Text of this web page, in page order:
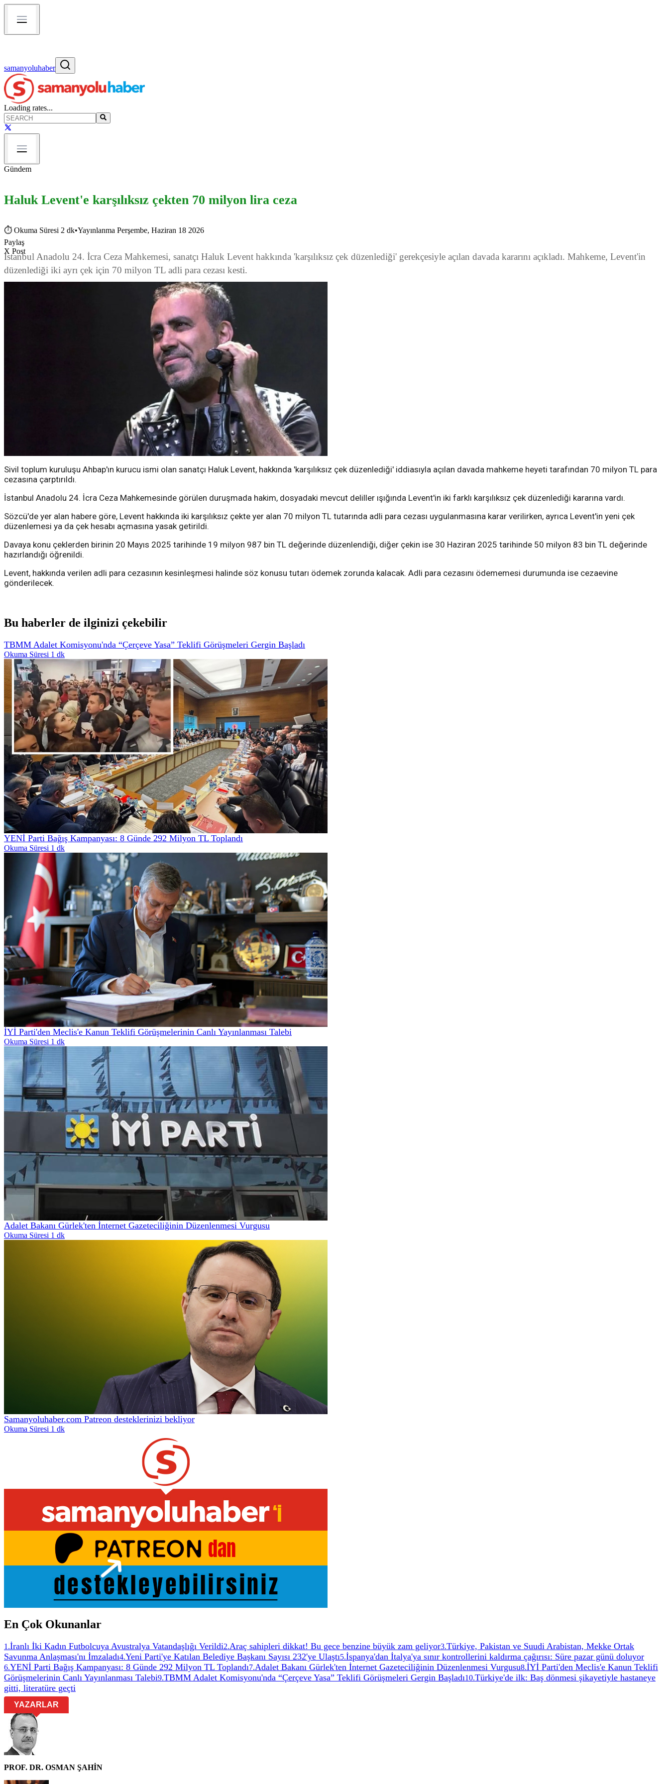
samanyoluhaber
Loading rates...
Gündem
Haluk Levent'e karşılıksız çekten 70 milyon lira ceza
⏱ Okuma Süresi 2 dk•Yayınlanma Perşembe, Haziran 18 2026
Paylaş
X Post
İstanbul Anadolu 24. İcra Ceza Mahkemesi, sanatçı Haluk Levent hakkında 'karşılıksız çek düzenlediği' gerekçesiyle açılan davada kararını açıkladı. Mahkeme, Levent'in
düzenlediği iki ayrı çek için 70 milyon TL adli para cezası kesti.
Sivil toplum kuruluşu Ahbap'ın kurucu ismi olan sanatçı Haluk Levent, hakkında 'karşılıksız çek düzenlediği' iddiasıyla açılan davada mahkeme heyeti tarafından 70 milyon TL para
cezasına çarptırıldı.
İstanbul Anadolu 24. İcra Ceza Mahkemesinde görülen duruşmada hakim, dosyadaki mevcut deliller ışığında Levent'in iki farklı karşılıksız çek düzenlediği kararına vardı.
Sözcü'de yer alan habere göre, Levent hakkında iki karşılıksız çekte yer alan 70 milyon TL tutarında adli para cezası uygulanmasına karar verilirken, ayrıca Levent'in yeni çek
düzenlemesi ya da çek hesabı açmasına yasak getirildi.
Davaya konu çeklerden birinin 20 Mayıs 2025 tarihinde 19 milyon 987 bin TL değerinde düzenlendiği, diğer çekin ise 30 Haziran 2025 tarihinde 50 milyon 83 bin TL değerinde
hazırlandığı öğrenildi.
Levent, hakkında verilen adli para cezasının kesinleşmesi halinde söz konusu tutarı ödemek zorunda kalacak. Adli para cezasını ödememesi durumunda ise cezaevine
gönderilecek.
Bu haberler de ilginizi çekebilir
TBMM Adalet Komisyonu'nda “Çerçeve Yasa” Teklifi Görüşmeleri Gergin Başladı
Okuma Süresi 1 dk
YENİ Parti Bağış Kampanyası: 8 Günde 292 Milyon TL Toplandı
Okuma Süresi 1 dk
İYİ Parti'den Meclis'e Kanun Teklifi Görüşmelerinin Canlı Yayınlanması Talebi
Okuma Süresi 1 dk
Adalet Bakanı Gürlek'ten İnternet Gazeteciliğinin Düzenlenmesi Vurgusu
Okuma Süresi 1 dk
Samanyoluhaber.com Patreon desteklerinizi bekliyor
Okuma Süresi 1 dk
En Çok Okunanlar
1 .İranlı İki Kadın Futbolcuya Avustralya Vatandaşlığı Verildi2.Araç sahipleri dikkat! Bu gece benzine büyük zam geliyor3.Türkiye, Pakistan ve Suudi Arabistan, Mekke Ortak
Savunma Anlaşması'nı İmzaladı4.Yeni Parti'ye Katılan Belediye Başkanı Sayısı 232'ye Ulaştı5.İspanya'dan İtalya'ya sınır kontrollerini kaldırma çağırısı: Süre pazar günü doluyor
6.YENİ Parti Bağış Kampanyası: 8 Günde 292 Milyon TL Toplandı7.Adalet Bakanı Gürlek'ten İnternet Gazeteciliğinin Düzenlenmesi Vurgusu8.İYİ Parti'den Meclis'e Kanun Teklifi
Görüşmelerinin Canlı Yayınlanması Talebi9.TBMM Adalet Komisyonu'nda “Çerçeve Yasa” Teklifi Görüşmeleri Gergin Başladı10.Türkiye'de ilk: Baş dönmesi şikayetiyle hastaneye
gitti, literatüre geçti
YAZARLAR
PROF. DR. OSMAN ŞAHİN